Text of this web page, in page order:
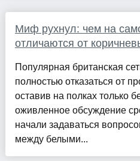
Миф рухнул: чем на
отличаются от
Популярная британская
полностью отказаться от
оставив на полках только
оживленное обсуждение
начали задаваться
между белыми...